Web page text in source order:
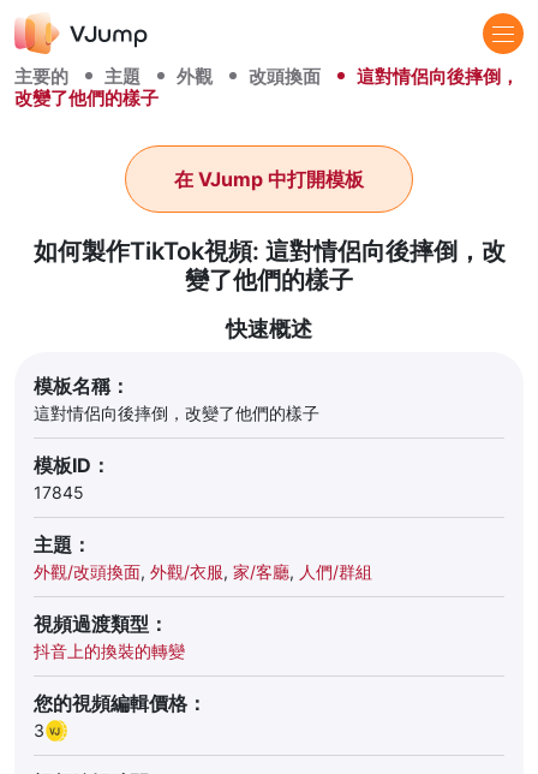
主要的 主題 外觀 改頭換面
這對情侶向後摔倒，
改變了他們的樣子
如何製作TikTok視頻: 這對情侶向後摔倒，改
變了他們的樣子
在 VJump 中打開模板
快速概述
模板名稱：
這對情侶向後摔倒，改變了他們的樣子
模板ID：
17845
主題：
外觀/改頭換面, 外觀/衣服, 家/客廳, 人們/群組
視頻過渡類型：
抖音上的換裝的轉變
您的視頻編輯價格：
3